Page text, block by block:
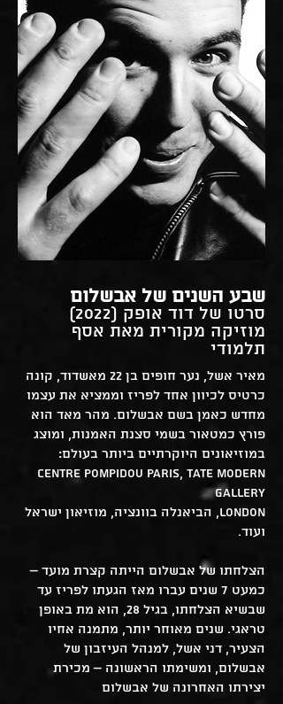
שבע השנים של אבשלום
סרטו של דוד אופק (2022)
מוזיקה מקורית מאת אסף
תלמודי
מאיר אשל, נער חופים בן 22 מאשדוד, קונה
כרטיס לכיוון אחד לפריז וממציא את עצמו
מחדש כאמן בשם אבשלום. מהר מאד הוא
פורץ כמטאור בשמי סצנת האמנות, ומוצג
במוזיאונים היוקרתיים ביותר בעולם:
Centre Pompidou Paris, Tate Modern
Gallery
London, הביאנלה בוונציה, מוזיאון ישראל
ועוד.
הצלחתו של אבשלום הייתה קצרת מועד –
כמעט 7 שנים עברו מאז הגעתו לפריז עד
שבשיא הצלחתו, בגיל 28, הוא מת באופן
טראגי. שנים מאוחר יותר, מתמנה אחיו
הצעיר, דני אשל, למנהל העיזבון של
אבשלום, ומשימתו הראשונה – מכירת
יצירתו האחרונה של אבשלום